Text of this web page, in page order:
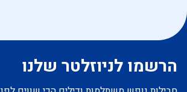
הרשמו לניוזלטר שלנו